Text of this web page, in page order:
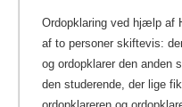
Ordopklaring ved hjælp
af to personer skiftevis:
og ordopklarer den anden
den studerende, der lige